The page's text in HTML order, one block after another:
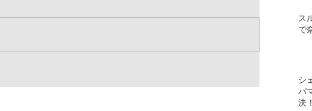
ス
で
シ
パ
決